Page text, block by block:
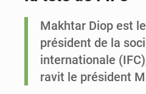
Makhtar Diop est
président de la
internationale
ravit le président